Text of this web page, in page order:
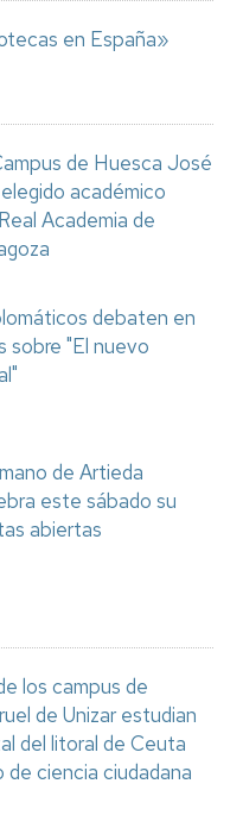
en España»
de Huesca José
académico
Academia de
debaten en
sobre "El nuevo
de Artieda
este sábado su
abiertas
los campus de
de Unizar estudian
del litoral de Ceuta
ciencia ciudadana